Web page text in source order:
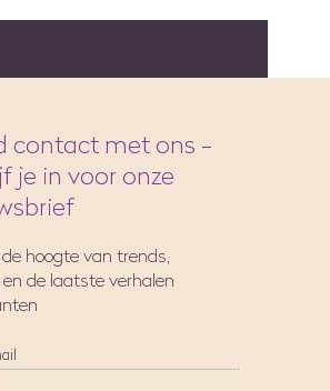
contact met ons -
je in voor onze
hoogte van trends,
de laatste verhalen